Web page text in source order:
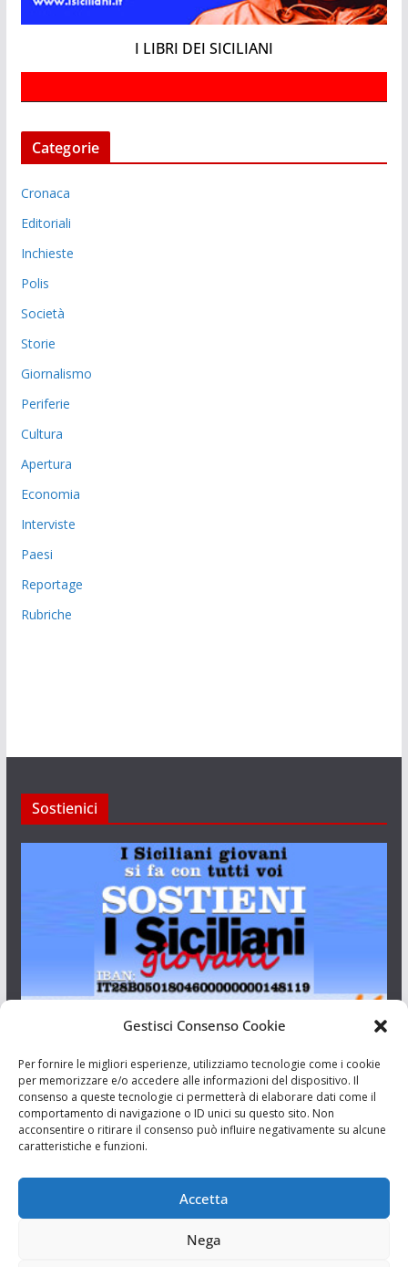
Gestisci Consenso Cookie
Per fornire le migliori esperienze, utilizziamo tecnologie come i cookie
per memorizzare e/o accedere alle informazioni del dispositivo. Il
consenso a queste tecnologie ci permetterà di elaborare dati come il
comportamento di navigazione o ID unici su questo sito. Non
acconsentire o ritirare il consenso può influire negativamente su alcune
caratteristiche e funzioni.
Accetta
Nega
I LIBRI DEI SICILIANI
Categorie
Cronaca
Editoriali
Inchieste
Polis
Società
Storie
Giornalismo
Periferie
Cultura
Apertura
Economia
Interviste
Paesi
Reportage
Rubriche
Sostienici
Aut. del tribunale di Catania n.23/2011 del 20/09/2011 Dir.
Resp. Riccardo Orioles.
Associazione Culturale I Siciliani Giovani
via Randazzo 27 Catania